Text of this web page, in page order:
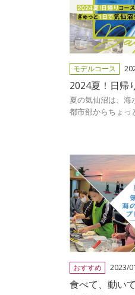
モデルコース
2024夏！日帰
夏の気仙沼は、海
都市部からちょっ
おすすめ 2023/
食べて、動い